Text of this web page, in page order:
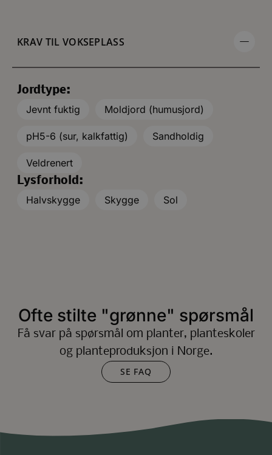
KRAV TIL VOKSEPLASS
Jordtype:
Jevnt fuktig
Moldjord (humusjord)
pH5-6 (sur, kalkfattig) Sandholdig
Veldrenert
Lysforhold:
Halvskygge
Skygge Sol
Ofte stilte "grønne" spørsmål
Få svar på spørsmål om planter, planteskoler
og planteproduksjon i Norge.
SE FAQ